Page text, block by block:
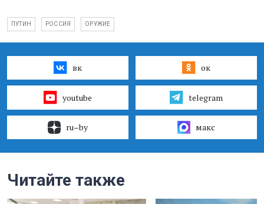
ПУТИН РОССИЯ ОРУЖИЕ
вк ок
youtube telegram
ru–by макс
Читайте также